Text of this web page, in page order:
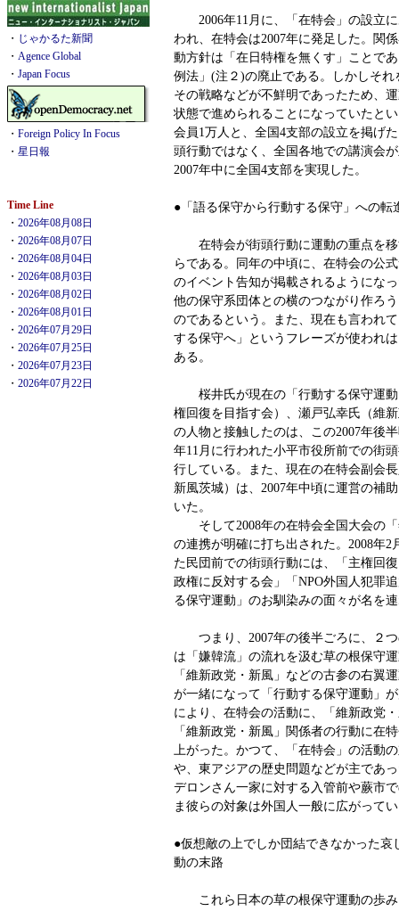
・ じゃかるた新聞
・ Agence Global
・ Japan Focus
・ Foreign Policy In Focus
・ 星日報
Time Line
・ 2026年08月08日
・ 2026年08月07日
・ 2026年08月04日
・ 2026年08月03日
・ 2026年08月02日
・ 2026年08月01日
・ 2026年07月29日
・ 2026年07月25日
・ 2026年07月23日
・ 2026年07月22日
2006年11月に、「在特会」の設立に
われ、在特会は2007年に発足した。関
動方針は「在日特権を無くす」ことで
例法」(注２)の廃止である。しかしそ
その戦略などが不鮮明であったため、
状態で進められることになっていたと
会員1万人と、全国4支部の設立を掲げ
頭行動ではなく、全国各地での講演会
2007年中に全国4支部を実現した。
●「語る保守から行動する保守」への転
在特会が街頭行動に運動の重点を移
らである。同年の中頃に、在特会の公
のイベント告知が掲載されるようにな
他の保守系団体との横のつながり作ろ
のであるという。また、現在も言われ
する保守へ」というフレーズが使われ
ある。
桜井氏が現在の「行動する保守運動
権回復を目指す会）、瀬戸弘幸氏（維
の人物と接触したのは、この2007年後
年11月に行われた小平市役所前での街
行している。また、現在の在特会副会
新風茨城）は、2007年中頃に運営の補
いた。
そして2008年の在特会全国大会の「
の連携が明確に打ち出された。2008年2
た民団前での街頭行動には、「主権回
政権に反対する会」「NPO外国人犯罪
る保守運動」のお馴染みの面々が名を
つまり、2007年の後半ごろに、２つ
は「嫌韓流」の流れを汲む草の根保守
「維新政党・新風」などの古参の右翼
が一緒になって「行動する保守運動」
により、在特会の活動に、「維新政党
「維新政党・新風」関係者の行動に在
上がった。かつて、「在特会」の活動
や、東アジアの歴史問題などが主であ
デロンさん一家に対する入管前や蕨市
ま彼らの対象は外国人一般に広がって
●仮想敵の上でしか団結できなかった哀
動の末路
これら日本の草の根保守運動の歩み